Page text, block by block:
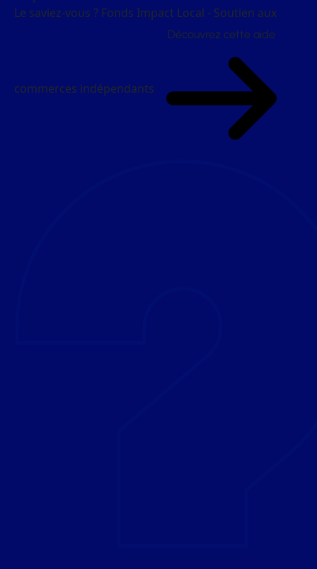
Le saviez-vous ? Fonds Impact Local - Soutien aux
commerces indépendants
Découvrez cette aide